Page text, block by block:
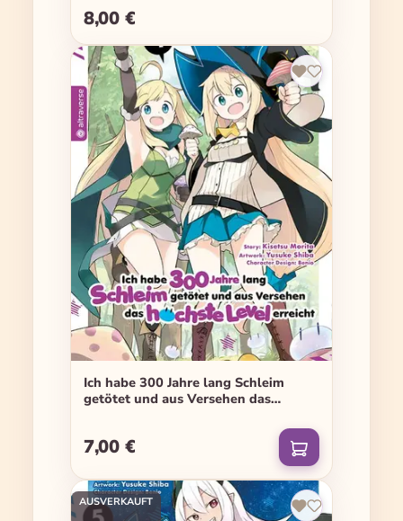
Regulärer Preis:
8,00 €
Ich habe 300 Jahre lang Schleim
getötet und aus Versehen das
Regulärer Preis:
7,00 €
AUSVERKAUFT